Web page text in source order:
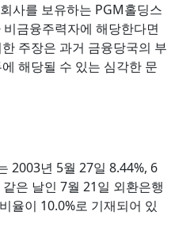
사를 보유하는 PGM홀딩스
금융주력자에 해당한다면
주장은 과거 금융당국의 부
해당될 수 있는 심각한 문
2003년 5월 27일 8.44%, 6
은 날인 7월 21일 외환은행
율이 10.0%로 기재되어 있